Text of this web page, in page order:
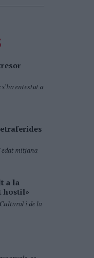
s'ha entestat a
mitjana
a la
hostil»
i de la